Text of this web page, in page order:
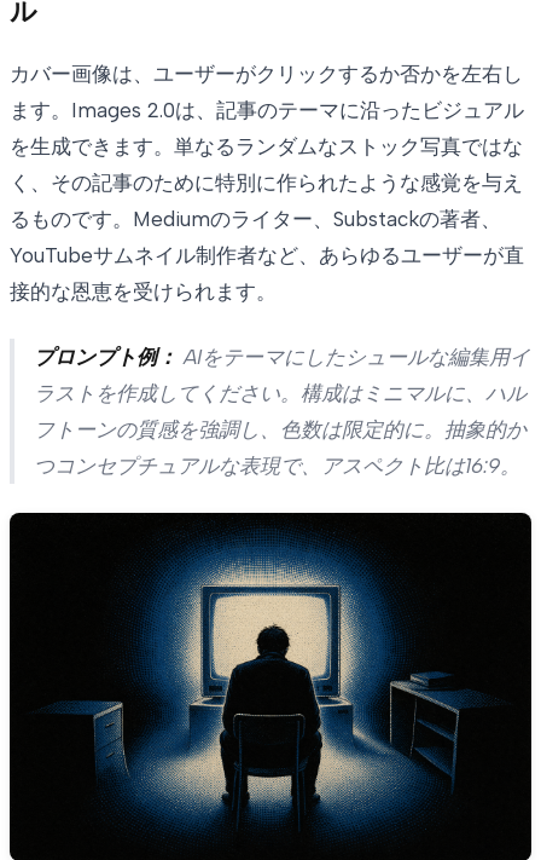
ル
カバー画像は、ユーザーがクリックするか否かを左右し
ます。Images 2.0は、記事のテーマに沿ったビジュアル
を生成できます。単なるランダムなストック写真ではな
く、その記事のために特別に作られたような感覚を与え
るものです。Mediumのライター、Substackの著者、
YouTubeサムネイル制作者など、あらゆるユーザーが直
接的な恩恵を受けられます。
プロンプト例： AIをテーマにしたシュールな編集用イ
ラストを作成してください。構成はミニマルに、ハル
フトーンの質感を強調し、色数は限定的に。抽象的か
つコンセプチュアルな表現で、アスペクト比は16:9。